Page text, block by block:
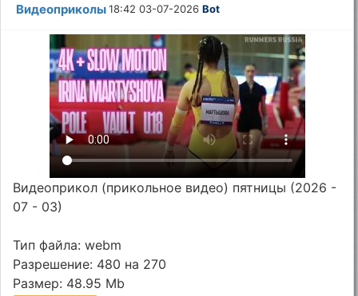
Видеоприколы18:42 03-07-2026Bot
Видеоприкол (прикольное видео) пятницы (2026 -
07 - 03)
Тип файла: webm
Разрешение: 480 на 270
Размер: 48.95 Mb